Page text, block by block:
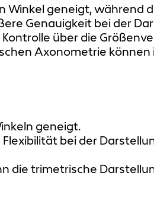
Winkel geneigt, während
Genauigkeit bei der
über die
Axonometrie
geneigt.
bei der
die trimetrische